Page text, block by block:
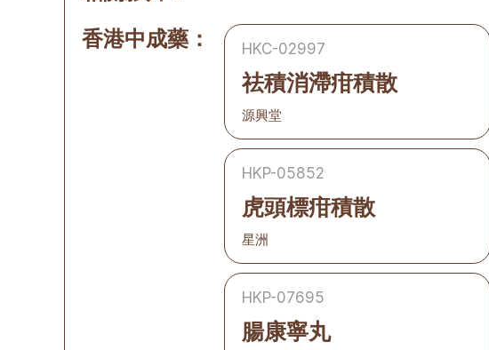
香港中成藥：
HKC-02997
祛積消滯疳積散
源興堂
HKP-05852
虎頭標疳積散
星洲
HKP-07695
腸康寧丸